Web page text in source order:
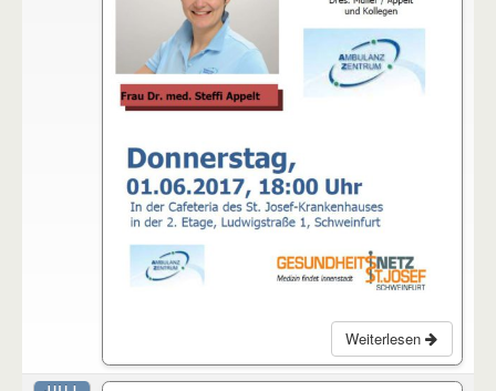
Weiterlesen